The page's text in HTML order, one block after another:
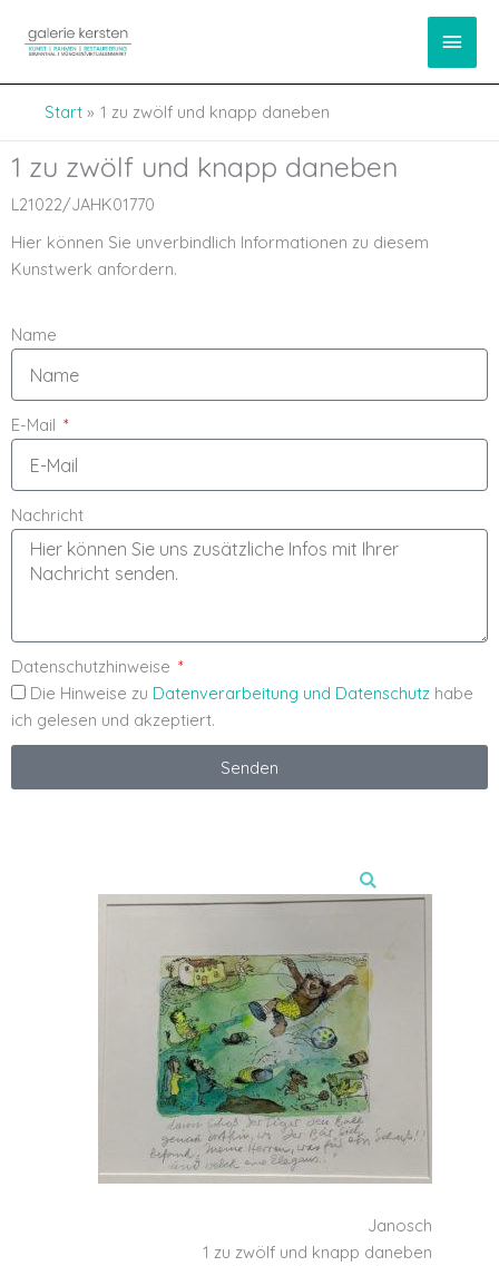
springen
Inhalt
Start 1 zu zwölf und knapp daneben
1 zu zwölf und knapp daneben
L21022/JAHK01770
Hier können Sie unverbindlich Informationen zu diesem
Kunstwerk anfordern.
Name
E-Mail
Nachricht
Datenschutzhinweise
Die Hinweise zu Datenverarbeitung und Datenschutz habe
ich gelesen und akzeptiert.
Senden
Janosch
1 zu zwölf und knapp daneben